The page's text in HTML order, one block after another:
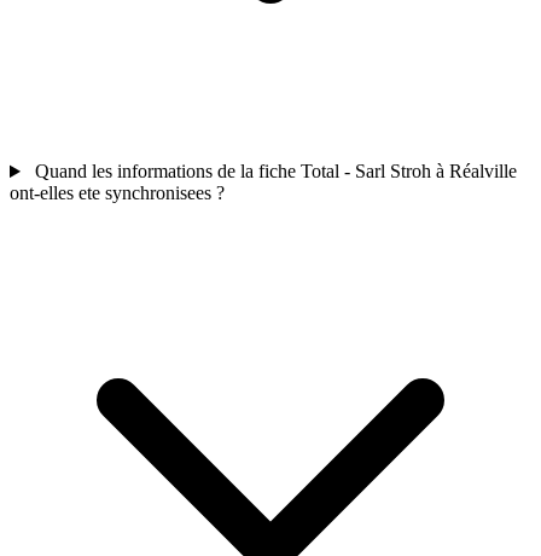
Quand les informations de la fiche Total - Sarl Stroh à Réalville
ont-elles ete synchronisees ?